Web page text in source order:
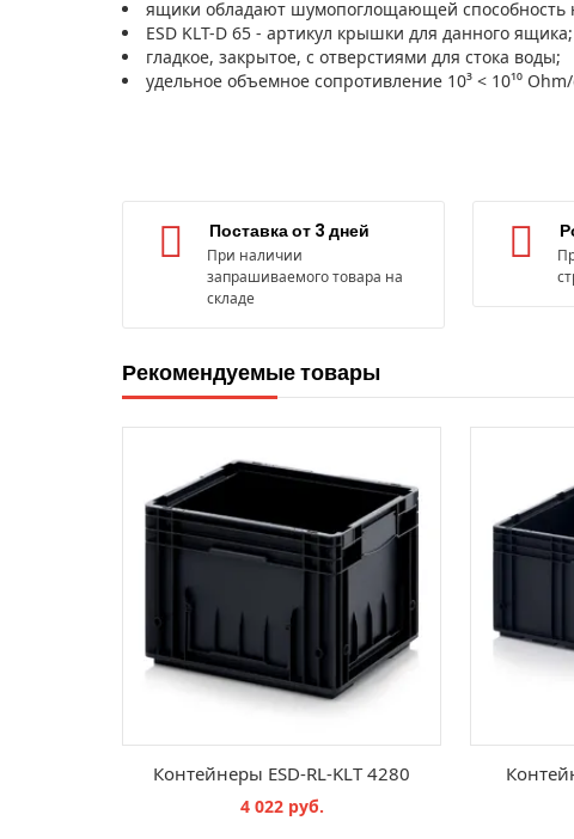
ящики обладают шумопоглощающей способность
ESD KLT-D 65 - артикул крышки для данного ящика;
гладкое, закрытое, с отверстиями для стока воды;
удельное объемное сопротивление 10³ < 10¹⁰
Поставка от 3 дней
При наличии
запрашиваемого товара на
складе
Рекомендуемые товары
Контейнеры ESD-RL-KLT 4280
4 022 руб.